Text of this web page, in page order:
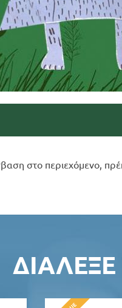
στο περιεχόμενο,